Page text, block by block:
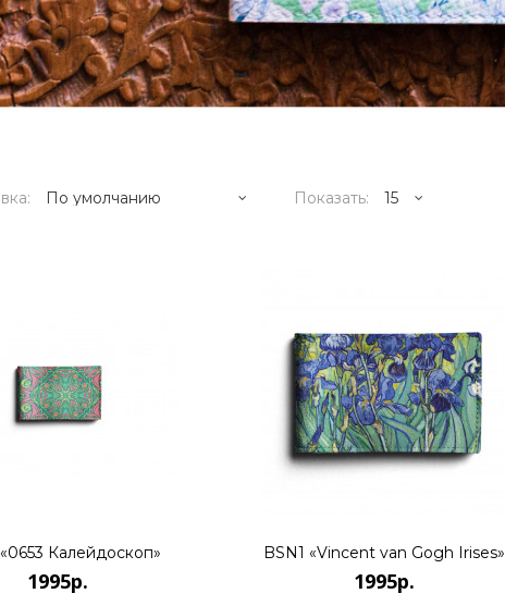
Показать:
КУПИТЬ
Калейдоскоп»
1995р.
BSN1 «Vincent van Gogh Irises»
1995р.